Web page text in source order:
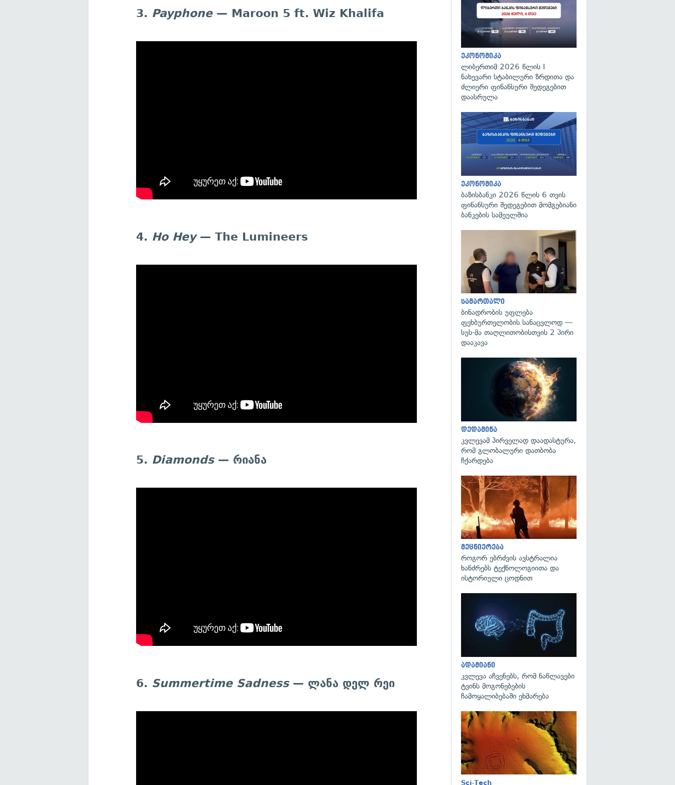
3. Payphone— Maroon 5 ft. Wiz Khalifa
4. Ho Hey— The Lumineers
5. Diamonds— რიანა
6. Summertime Sadness— ლანა დელ რეი
ეკონომიკა
ლიბერთიმ 2026 წლის I
ნახევარი სტაბილური ზრდითა და
ძლიერი ფინანსური შედეგებით
დაასრულა
ეკონომიკა
ბაზისბანკი 2026 წლის 6 თვის
ფინანსური შედეგებით მომგებიანი
ბანკების სამეულშია
სამართალი
ბინადრობის უფლება
ფეხბურთელობის სანაცვლოდ —
სუს-მა თაღლითობისთვის 2 პირი
დააკავა
დედამიწა
კვლევამ პირველად დაადასტურა,
რომ გლობალური დათბობა
ჩქარდება
მეცნიერება
როგორ ებრძვის ავსტრალია
ხანძრებს ტექნოლოგიითა და
ისტორიული ცოდნით
ადამიანი
კვლევა აჩვენებს, რომ ნაწლავები
ტვინს მოგონებების
ჩამოყალიბებაში ეხმარება
Sci-Tech